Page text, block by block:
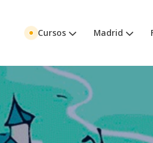
Cursos Madrid